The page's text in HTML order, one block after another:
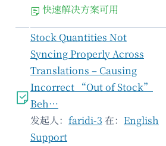
快速解决方案可用
Stock Quantities Not
Syncing Properly Across
Translations – Causing
Incorrect “Out of Stock”
Beh…
发起人： faridi-3 在： English
Support